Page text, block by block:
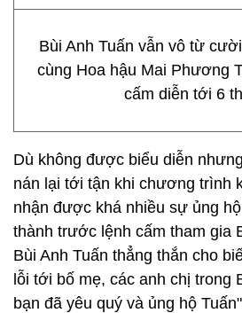
Bùi Anh Tuấn vẫn vô từ
cùng Hoa hậu Mai Phương
cấm diễn tới 6
Dù không được biểu diễn
nán lại tới tận khi chương trình
nhận được khá nhiều sự ủng
thành trước lệnh cấm tham gia
Bùi Anh Tuấn thẳng thắn cho
lỗi tới bố mẹ, các anh chị trong
bạn đã yêu quý và ủng hộ